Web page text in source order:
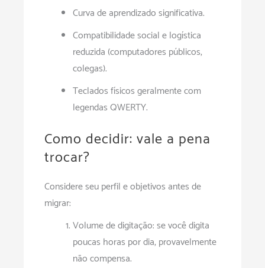
Curva de aprendizado significativa.
Compatibilidade social e logística
reduzida (computadores públicos,
colegas).
Teclados físicos geralmente com
legendas QWERTY.
Como decidir: vale a pena
trocar?
Considere seu perfil e objetivos antes de
migrar:
Volume de digitação: se você digita
poucas horas por dia, provavelmente
não compensa.